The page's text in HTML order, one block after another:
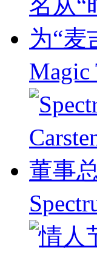
Magic